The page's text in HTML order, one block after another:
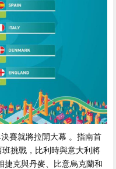
賽就將拉開大幕 。指南首
戰，比利時與意大利將
捷克與丹麥、比意烏克蘭和